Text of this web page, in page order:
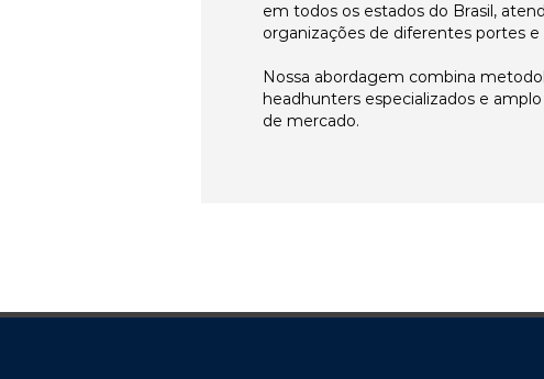
em todos os estados do Brasil,
organizações de diferentes portes
Nossa abordagem combina
headhunters especializados e
de mercado.